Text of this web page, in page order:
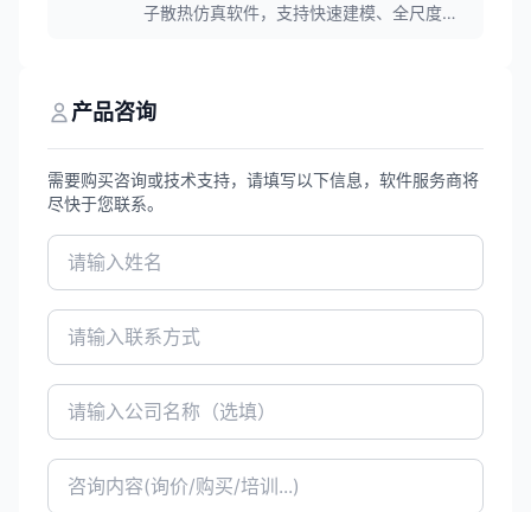
子散热仿真软件，支持快速建模、全尺度热
产品咨询
需要购买咨询或技术支持，请填写以下信息，软件服务商将
尽快于您联系。